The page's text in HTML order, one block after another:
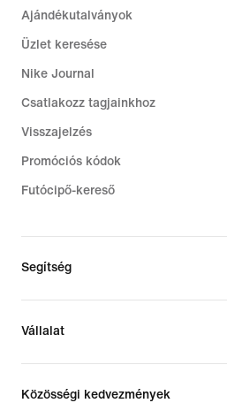
Ajándékutalványok
Üzlet keresése
Nike Journal
Csatlakozz tagjainkhoz
Visszajelzés
Promóciós kódok
Futócipő-kereső
Segítség
Vállalat
Közösségi kedvezmények